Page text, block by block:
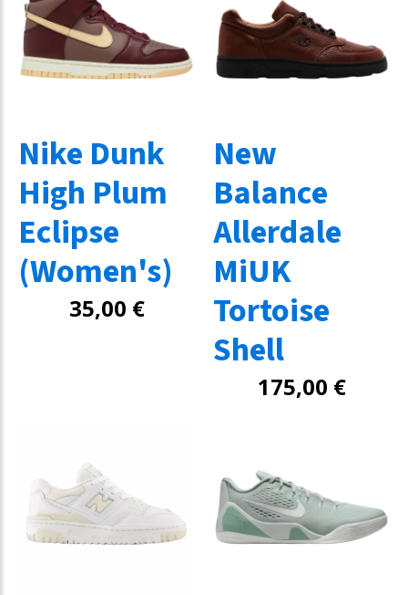
Nike Dunk
High Plum
Eclipse
(Women's)
35,00 €
New
Balance
Allerdale
MiUK
Tortoise
Shell
175,00 €